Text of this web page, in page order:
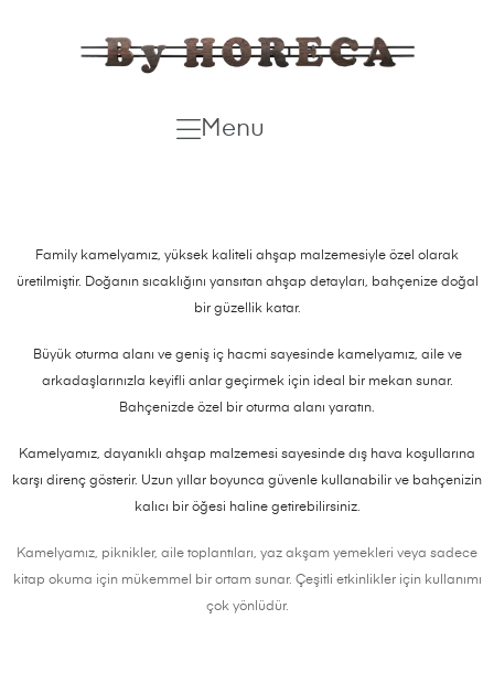
Menu
Family kamelyamız, yüksek kaliteli ahşap malzemesiyle özel olarak
üretilmiştir. Doğanın sıcaklığını yansıtan ahşap detayları, bahçenize doğal
bir güzellik katar.
Büyük oturma alanı ve geniş iç hacmi sayesinde kamelyamız, aile ve
arkadaşlarınızla keyifli anlar geçirmek için ideal bir mekan sunar.
Bahçenizde özel bir oturma alanı yaratın.
Kamelyamız, dayanıklı ahşap malzemesi sayesinde dış hava koşullarına
karşı direnç gösterir. Uzun yıllar boyunca güvenle kullanabilir ve bahçenizin
kalıcı bir öğesi haline getirebilirsiniz.
Kamelyamız, piknikler, aile toplantıları, yaz akşam yemekleri veya sadece
kitap okuma için mükemmel bir ortam sunar. Çeşitli etkinlikler için kullanımı
çok yönlüdür.